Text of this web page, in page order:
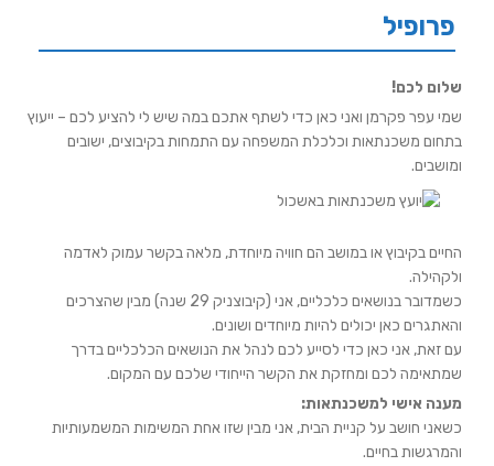
פרופיל
שלום לכם!
שמי עפר פקרמן ואני כאן כדי לשתף אתכם במה שיש לי להציע לכם – ייעוץ
בתחום משכנתאות וכלכלת המשפחה עם התמחות בקיבוצים, ישובים
ומושבים.
החיים בקיבוץ או במושב הם חוויה מיוחדת, מלאה בקשר עמוק לאדמה
ולקהילה.
כשמדובר בנושאים כלכליים, אני (קיבוצניק 29 שנה) מבין שהצרכים
והאתגרים כאן יכולים להיות מיוחדים ושונים.
עם זאת, אני כאן כדי לסייע לכם לנהל את הנושאים הכלכליים בדרך
שמתאימה לכם ומחזקת את הקשר הייחודי שלכם עם המקום.
מענה אישי למשכנתאות:
כשאני חושב על קניית הבית, אני מבין שזו אחת המשימות המשמעותיות
והמרגשות בחיים.